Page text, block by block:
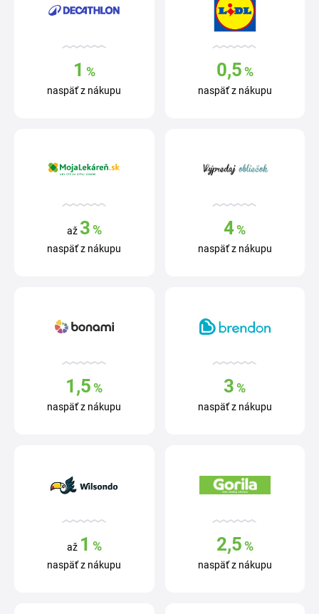
1 %
naspäť z nákupu
0,5%
naspäť z nákupu
až 3%
naspäť z nákupu
4%
naspäť z nákupu
1,5 %
naspäť z nákupu
3 %
naspäť z nákupu
až 1 %
naspäť z nákupu
2,5%
naspäť z nákupu